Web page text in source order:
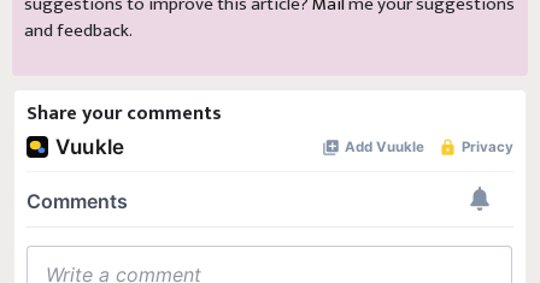
and feedback.
Share your comments